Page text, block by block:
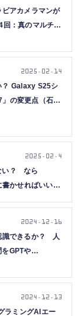
アカメラマンが
回：真のマルチモ
化！？（西川和
？ Galaxy S25シ
の変更点（石野
2025.02.14
い？ なら
かせればいいじ
2025.02.4
識できるか？ 人
GPTや
アップ）
2024.12.16
ラミングAIエー
2024.12.13